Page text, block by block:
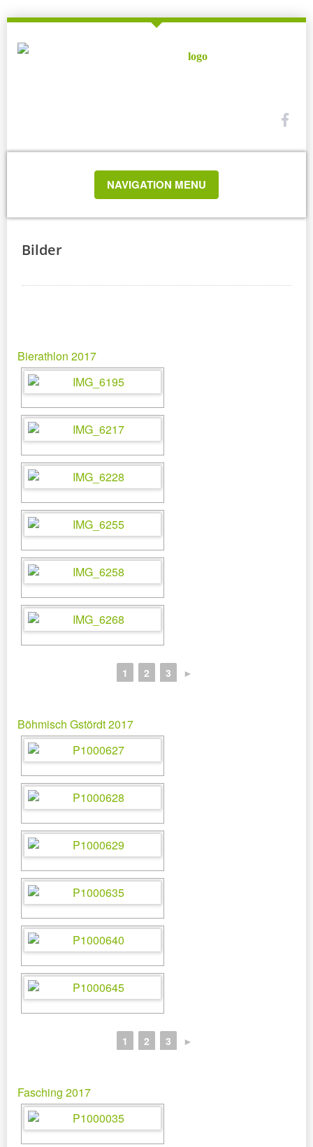
TOGGLE
NAVIGATION
NAVIGATION MENU
Bilder
Bierathlon 2017
1 2 3 ►
Böhmisch Gstördt 2017
1 2 3 ►
Fasching 2017